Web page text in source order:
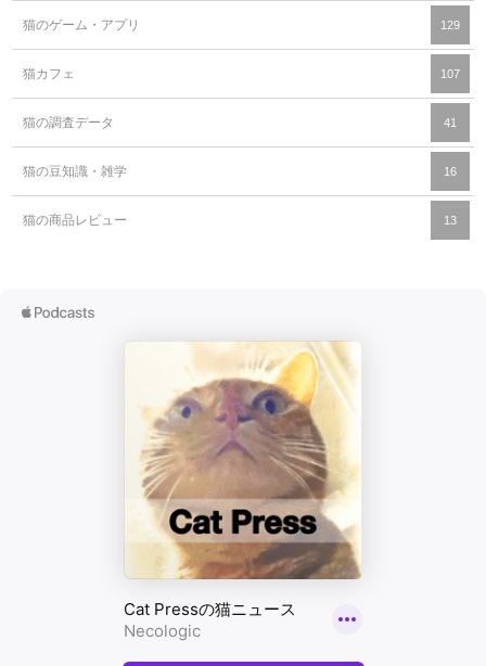
猫のゲーム・アプリ 129
猫カフェ 107
猫の調査データ 41
猫の豆知識・雑学 16
猫の商品レビュー 13